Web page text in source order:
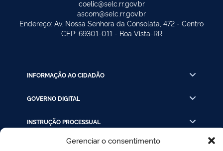
Gerenciar o consentimento
coelic@selc.rr.gov.br
ascom@selc.rr.gov.br
Endereço: Av. Nossa Senhora da Consolata, 472 - Centro
CEP: 69301-011 - Boa Vista-RR
INFORMAÇÃO AO CIDADÃO
GOVERNO DIGITAL
INSTRUÇÃO PROCESSUAL
LINKS RÁPIDOS